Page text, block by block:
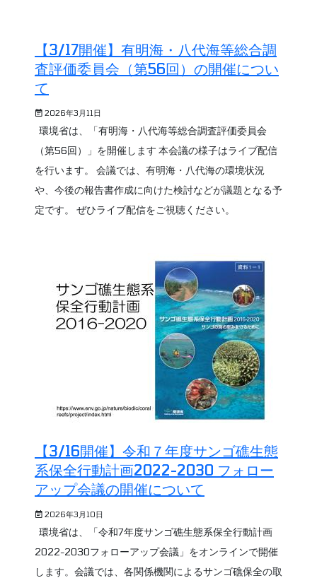
【3/17開催】有明海・八代海等総合調
査評価委員会（第56回）の開催につい
て
2026年3月11日
環境省は、「有明海・八代海等総合調査評価委員会
（第56回）」を開催します 本会議の様子はライブ配信
を行います。 会議では、有明海・八代海の環境状況
や、今後の報告書作成に向けた検討などが議題となる予
定です。 ぜひライブ配信をご視聴ください。
【3/16開催】令和７年度サンゴ礁生態
系保全行動計画2022-2030 フォロー
アップ会議の開催について
2026年3月10日
環境省は、「令和7年度サンゴ礁生態系保全行動計画
2022-2030フォローアップ会議」をオンラインで開催
します。会議では、各関係機関によるサンゴ礁保全の取